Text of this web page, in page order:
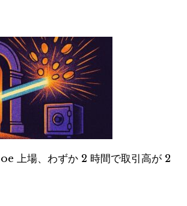
上場、わずか 2 時間で取引高が 2